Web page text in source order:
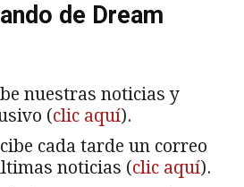
de Dream
nuestras noticias y
(clic aquí).
cada tarde un correo
noticias (clic aquí).